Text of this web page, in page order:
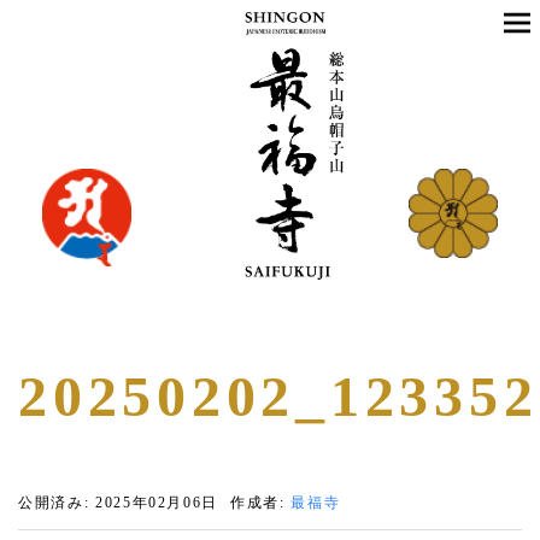
20250202_123352
公開済み: 2025年02月06日 作成者:最福寺